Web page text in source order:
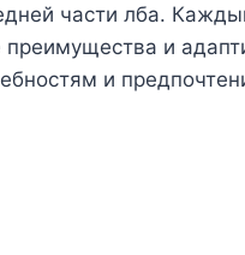
части лба.
преимущества и
и